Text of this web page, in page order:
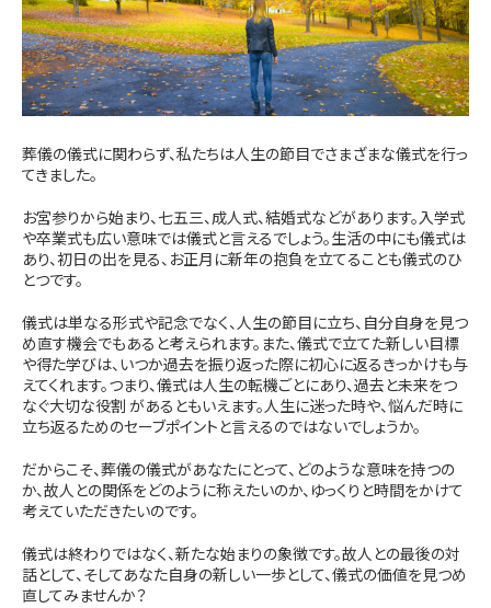
葬儀の儀式に関わらず、私たちは人生の節目でさまざまな儀式を行っ
てきました。
お宮参りから始まり、七五三、成人式、結婚式などがあります。入学式
や卒業式も広い意味では儀式と言えるでしょう。生活の中にも儀式は
あり、初日の出を見る、お正月に新年の抱負を立てることも儀式のひ
とつです。
儀式は単なる形式や記念でなく、人生の節目に立ち、自分自身を見つ
め直す機会でもあると考えられます。また、儀式で立てた新しい目標
や得た学びは、いつか過去を振り返った際に初心に返るきっかけも与
えてくれます。つまり、儀式は人生の転機ごとにあり、過去と未来をつ
なぐ大切な役割 があるともいえます。人生に迷った時や、悩んだ時に
立ち返るためのセーブポイントと言えるのではないでしょうか。
だからこそ、葬儀の儀式があなたにとって、どのような意味を持つの
か、故人との関係をどのように称えたいのか、ゆっくりと時間をかけて
考えていただきたいのです。
儀式は終わりではなく、新たな始まりの象徴です。故人との最後の対
話として、そしてあなた自身の新しい一歩として、儀式の価値を見つめ
直してみませんか？